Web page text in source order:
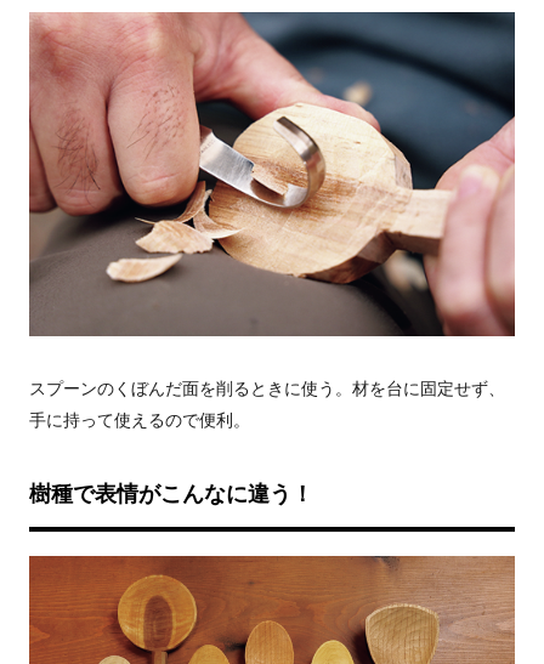
スプーンのくぼんだ面を削るときに使う。材を台に固定せず、
手に持って使えるので便利。
樹種で表情がこんなに違う！